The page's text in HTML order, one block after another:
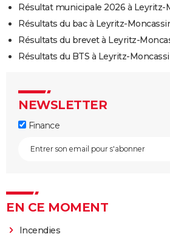
Résultat municipale 2026 à Leyritz-
Résultats du bac à Leyritz-
Résultats du brevet à Leyritz-
Résultats du BTS à Leyritz-
NEWSLETTER
Finance
EN CE MOMENT
Incendies